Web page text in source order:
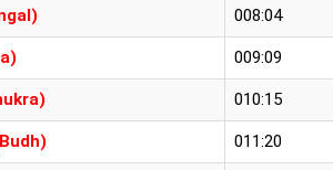
008:04
009:09
010:15
011:20